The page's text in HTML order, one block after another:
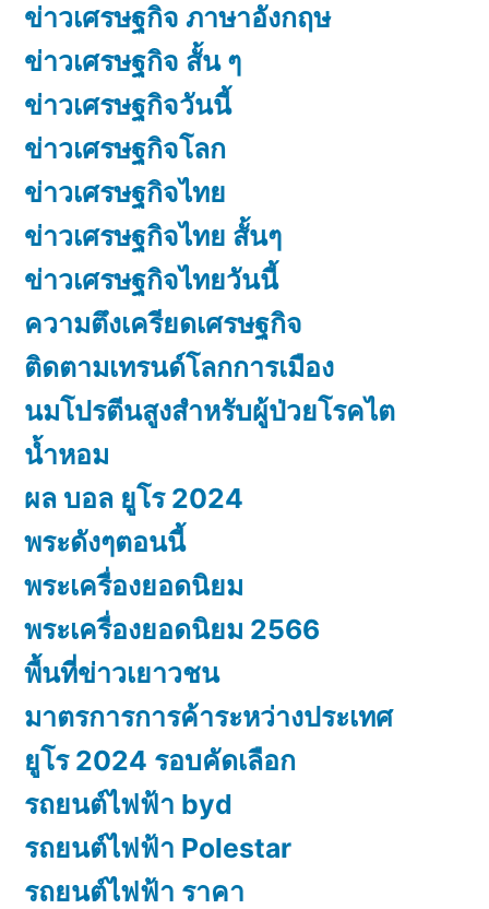
ข่าวเศรษฐกิจ ภาษาอังกฤษ
ข่าวเศรษฐกิจ สั้น ๆ
ข่าวเศรษฐกิจวันนี้
ข่าวเศรษฐกิจโลก
ข่าวเศรษฐกิจไทย
ข่าวเศรษฐกิจไทย สั้นๆ
ข่าวเศรษฐกิจไทยวันนี้
ความตึงเครียดเศรษฐกิจ
ติดตามเทรนด์โลกการเมือง
นมโปรตีนสูงสำหรับผู้ป่วยโรคไต
น้ำหอม
ผล บอล ยูโร 2024
พระดังๆตอนนี้
พระเครื่องยอดนิยม
พระเครื่องยอดนิยม 2566
พื้นที่ข่าวเยาวชน
มาตรการการค้าระหว่างประเทศ
ยูโร 2024 รอบคัดเลือก
รถยนต์ไฟฟ้า byd
รถยนต์ไฟฟ้า Polestar
รถยนต์ไฟฟ้า ราคา